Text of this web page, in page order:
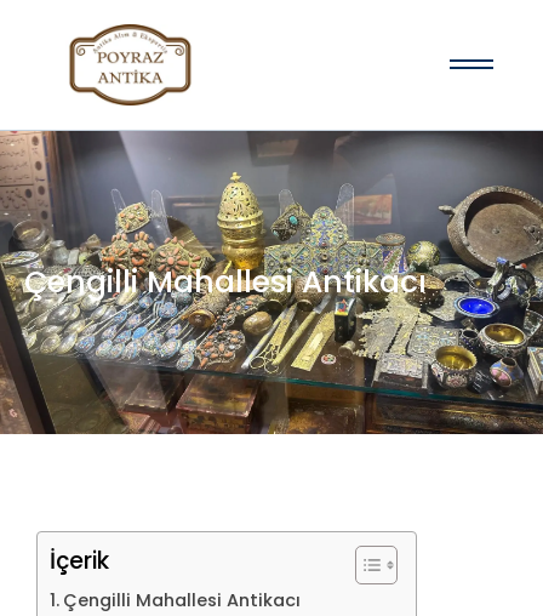
Çengilli Mahallesi Antikacı
İçerik
Çengilli Mahallesi Antikacı